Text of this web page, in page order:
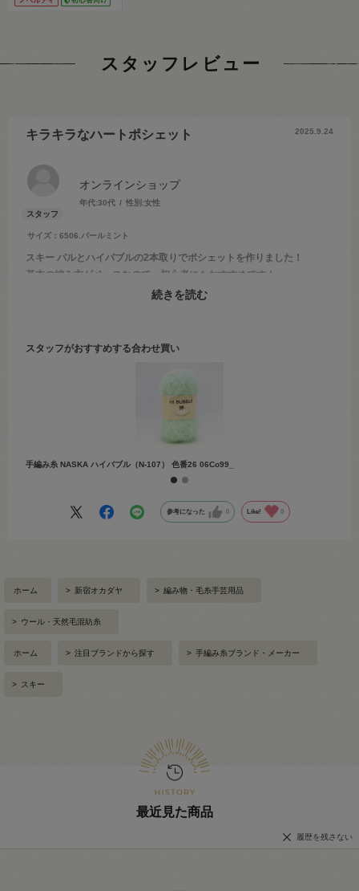
スタッフレビュー
オンラインショップ
年代:30代 性別:女性
サイズ：6506.パールミント
2025.9.24
キラキラなハートポシェット
スキー パルとハイバブルの2本取りでポシェットを作りました！
基本の編み方がベースなので、初心者にもおすすめです！
2025年9月22日の北千住店のブログにてご紹介しております。
続きを読む
スタッフがおすすめする合わせ買い
手編み糸 NASKA ハイバブル（N-107） 色番26 06Co99_
参考になった 0 Like! 0
ホーム > 新宿オカダヤ > 編み物・毛糸手芸用品
> ウール・天然毛混紡糸
ホーム > 注目ブランドから探す > 手編み糸ブランド・メーカー
> スキー
最近見た商品
履歴を残さない